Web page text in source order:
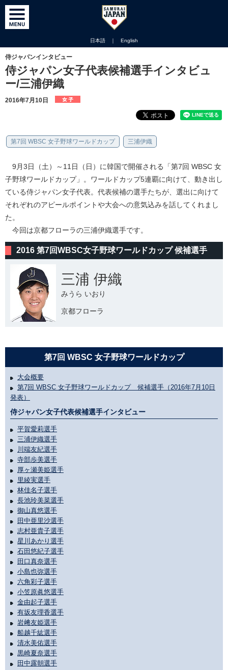
日本語 ｜ English
侍ジャパンインタビュー
侍ジャパン女子代表候補選手インタビュ
ー/三浦伊織
2016年7月10日
第7回 WBSC 女子野球ワールドカップ 三浦伊織
9月3日（土）～11日（日）に韓国で開催される「第7回 WBSC 女
子野球ワールドカップ」。ワールドカップ5連覇に向けて、動き出し
ている侍ジャパン女子代表。代表候補の選手たちが、選出に向けて
それぞれのアピールポイントや大会への意気込みを話してくれまし
た。
今回は京都フローラの三浦伊織選手です。
2016 第7回WBSC女子野球ワールドカップ 候補選手
三浦 伊織
みうら いおり
京都フローラ
第7回 WBSC 女子野球ワールドカップ
大会概要
第7回 WBSC 女子野球ワールドカップ 候補選手（2016年7月10日
発表）
侍ジャパン女子代表候補選手インタビュー
平賀愛莉選手
三浦伊織選手
川端友紀選手
寺部歩美選手
厚ヶ瀬美姫選手
里綾実選手
林佳名子選手
長池玲美菜選手
御山真悠選手
田中亜里沙選手
志村亜貴子選手
星川あかり選手
石田悠紀子選手
田口真奈選手
小島也弥選手
六角彩子選手
小笠原眞悠選手
金由起子選手
有坂友理香選手
岩﨑友姫選手
船越千紘選手
清水美佑選手
黒崎夏奈選手
田中露朝選手